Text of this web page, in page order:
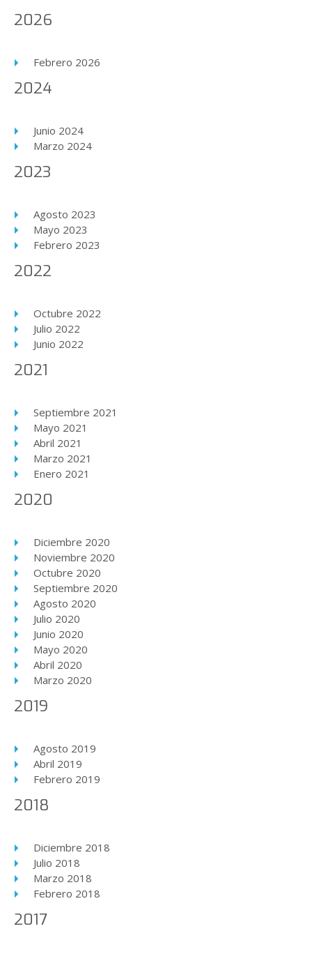
2026
Febrero 2026
2024
Junio 2024
Marzo 2024
2023
Agosto 2023
Mayo 2023
Febrero 2023
2022
Octubre 2022
Julio 2022
Junio 2022
2021
Septiembre 2021
Mayo 2021
Abril 2021
Marzo 2021
Enero 2021
2020
Diciembre 2020
Noviembre 2020
Octubre 2020
Septiembre 2020
Agosto 2020
Julio 2020
Junio 2020
Mayo 2020
Abril 2020
Marzo 2020
2019
Agosto 2019
Abril 2019
Febrero 2019
2018
Diciembre 2018
Julio 2018
Marzo 2018
Febrero 2018
2017